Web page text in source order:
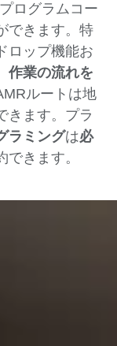
ログラムコー
できます。特
ロップ機能お
作業の流れを
ルートは地
きます。プラ
ラミングは必
きます。